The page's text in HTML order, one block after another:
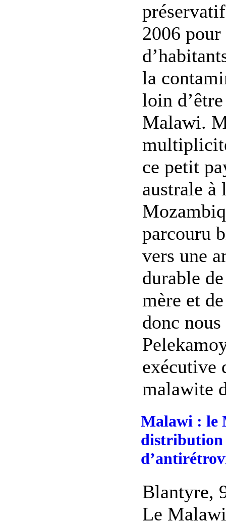
2006
la
loin
Malawi.
ce petit
australe à
parcouru
vers une
durable
mère et
donc
exécutive
malawite
Malawi : le
Blantyre,
Le